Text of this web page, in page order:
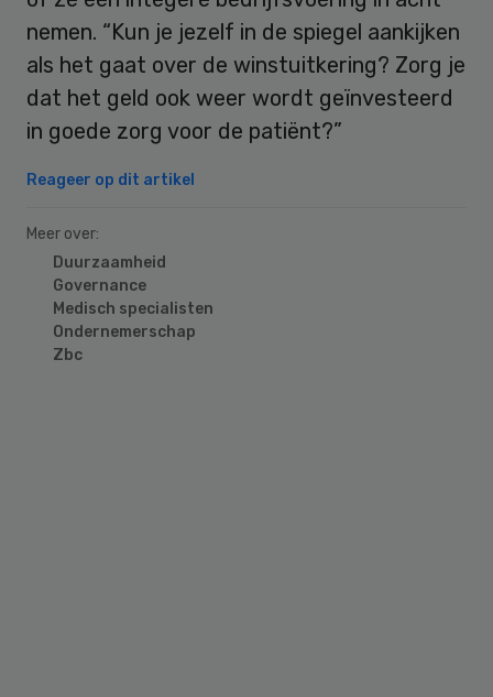
nemen. “Kun je jezelf in de spiegel aankijken
als het gaat over de winstuitkering? Zorg je
dat het geld ook weer wordt geïnvesteerd
in goede zorg voor de patiënt?”
Reageer op dit artikel
Meer over:
Duurzaamheid
Governance
Medisch specialisten
Ondernemerschap
Zbc